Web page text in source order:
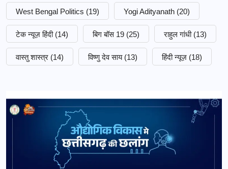
West Bengal Politics (19) Yogi Adityanath (20)
टेक न्यूज़ हिंदी (14) बिग बॉस 19 (25) राहुल गांधी (13)
वास्तु शास्त्र (14) विष्णु देव साय (13) हिंदी न्यूज़ (18)